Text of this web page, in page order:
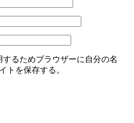
るためブラウザーに自分の名
トを保存する。